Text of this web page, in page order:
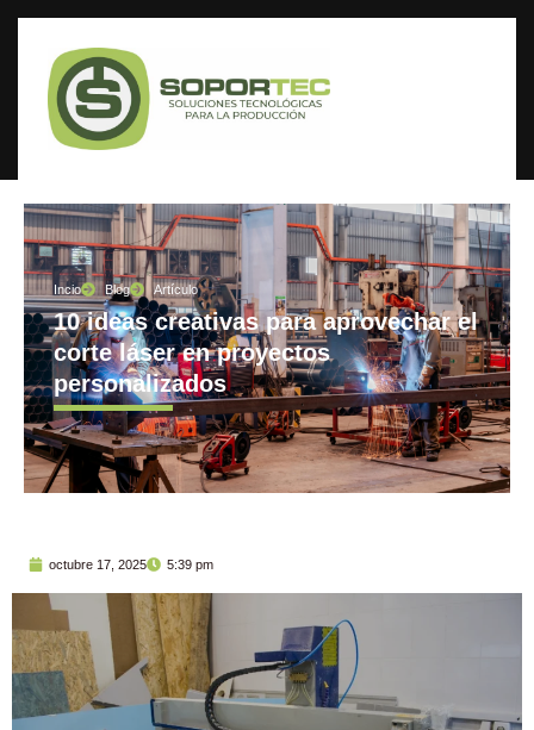
Incio Blog Artículo
10 ideas creativas para aprovechar el
corte láser en proyectos
personalizados
octubre 17, 2025 5:39 pm